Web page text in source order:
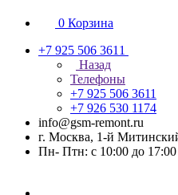
0 Корзина
+7 925 506 3611
Назад
Телефоны
+7 925 506 3611
+7 926 530 1174
info@gsm-remont.ru
г. Москва, 1-й
Пн- Птн: с 10:00 до 17:00